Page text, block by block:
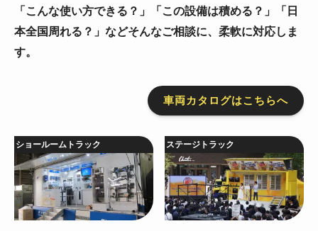
「こんな使い方できる？」「この設備は積める？」「日
本全国周れる？」などそんなご相談に、柔軟に対応しま
す。
車両カタログはこちらへ
ショールームトラック ステージトラック